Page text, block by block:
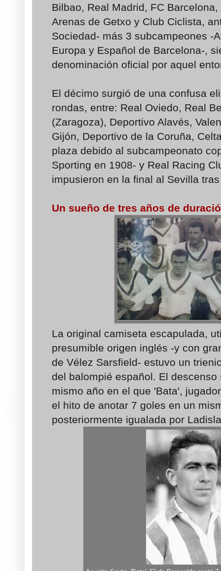
Bilbao, Real Madrid, FC
Arenas de Getxo y Club Ciclista,
Sociedad- más 3 subcampeones -
Europa y Español de Barcelona-,
denominación oficial por aquel
El décimo surgió de una confusa
rondas, entre: Real Oviedo, Real
(Zaragoza), Deportivo Alavés,
Gijón, Deportivo de la Coruña,
plaza debido al subcampeonato
Sporting en 1908- y Real Racing
impusieron en la final al Sevilla
Un sueño de tres años de
La original camiseta escapulada,
presumible origen inglés -y con
de Vélez Sarsfield- estuvo un
del balompié español. El
mismo año en el que 'Bata',
el hito de anotar 7 goles en un
posteriormente igualada por